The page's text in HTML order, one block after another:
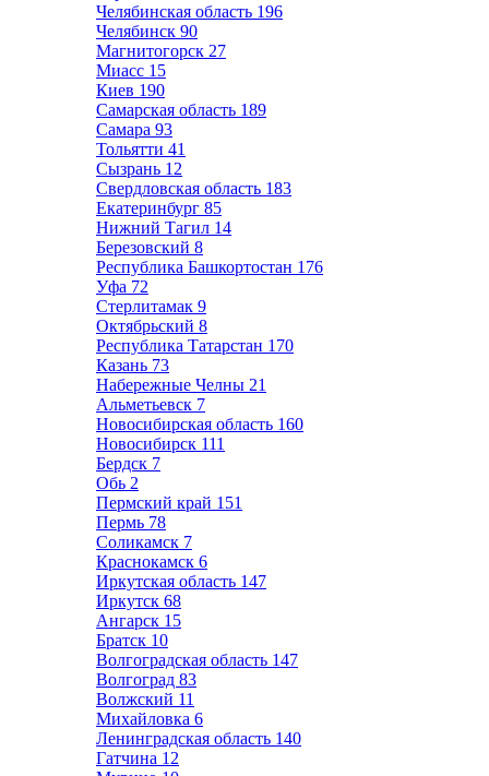
Челябинская область 196
Челябинск 90
Магнитогорск 27
Миасс 15
Киев 190
Самарская область 189
Самара 93
Тольятти 41
Сызрань 12
Свердловская область 183
Екатеринбург 85
Нижний Тагил 14
Березовский 8
Республика Башкортостан 176
Уфа 72
Стерлитамак 9
Октябрьский 8
Республика Татарстан 170
Казань 73
Набережные Челны 21
Альметьевск 7
Новосибирская область 160
Новосибирск 111
Бердск 7
Обь 2
Пермский край 151
Пермь 78
Соликамск 7
Краснокамск 6
Иркутская область 147
Иркутск 68
Ангарск 15
Братск 10
Волгоградская область 147
Волгоград 83
Волжский 11
Михайловка 6
Ленинградская область 140
Гатчина 12